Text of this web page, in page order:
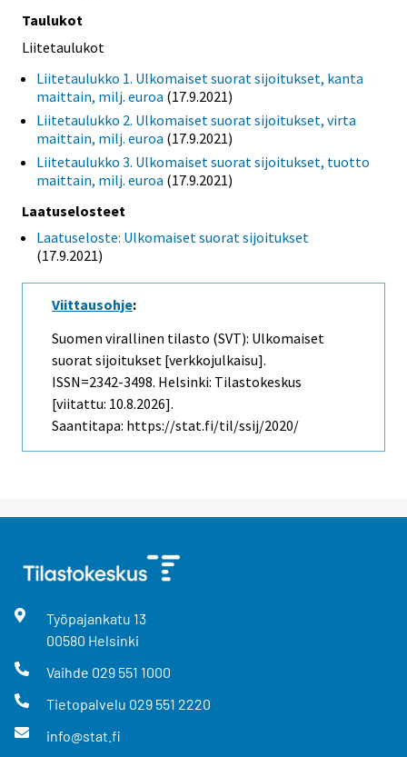
Taulukot
Liitetaulukot
Liitetaulukko 1. Ulkomaiset suorat sijoitukset, kanta
maittain, milj. euroa (17.9.2021)
Liitetaulukko 2. Ulkomaiset suorat sijoitukset, virta
maittain, milj. euroa (17.9.2021)
Liitetaulukko 3. Ulkomaiset suorat sijoitukset, tuotto
maittain, milj. euroa (17.9.2021)
Laatuselosteet
Laatuseloste: Ulkomaiset suorat sijoitukset
(17.9.2021)
Viittausohje:
Suomen virallinen tilasto (SVT): Ulkomaiset
suorat sijoitukset [verkkojulkaisu].
ISSN=2342-3498. Helsinki: Tilastokeskus
[viitattu: 10.8.2026].
Saantitapa: https://stat.fi/til/ssij/2020/
Työpajankatu 13
00580 Helsinki
Vaihde 029 551 1000
Tietopalvelu 029 551 2220
info@stat.fi